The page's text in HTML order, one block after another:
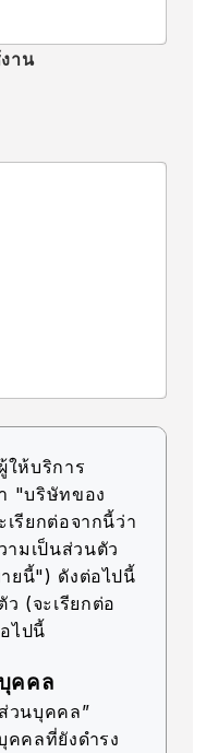
าน
ให้บริการ
"บริษัทของ
เรียกต่อจากนี้ว่า
มเป็นส่วนตัว
ยนี้") ดังต่อไปนี้
(จะเรียกต่อ
ไปนี้
คคล
วนบุคคล”
คคลที่ยังดำรง